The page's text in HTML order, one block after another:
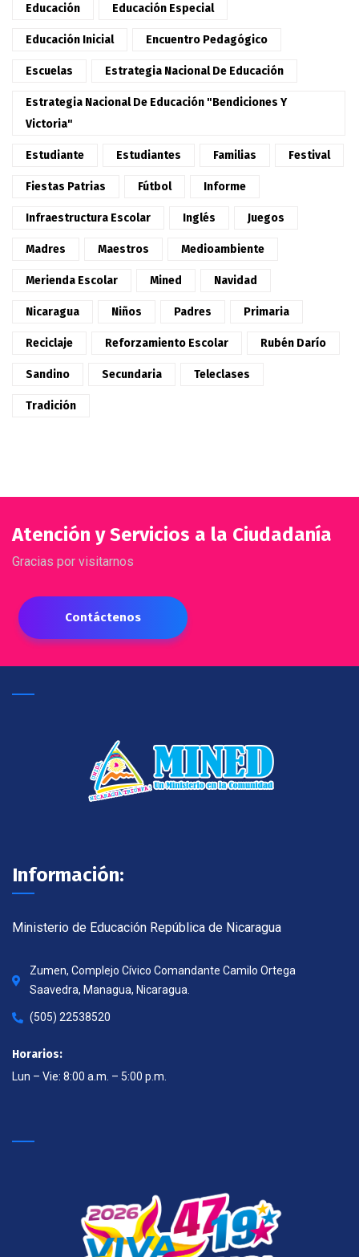
Educación Educación Especial
Educación Inicial Encuentro Pedagógico
Escuelas Estrategia Nacional De Educación
Estrategia Nacional De Educación "Bendiciones Y
Victoria"
Estudiante Estudiantes Familias Festival
Fiestas Patrias Fútbol Informe
Infraestructura Escolar Inglés Juegos
Madres Maestros Medioambiente
Merienda Escolar Mined Navidad
Nicaragua Niños Padres Primaria
Reciclaje Reforzamiento Escolar Rubén Darío
Sandino Secundaria Teleclases
Tradición
Atención y Servicios a la Ciudadanía
Gracias por visitarnos
Contáctenos
Información:
Ministerio de Educación República de Nicaragua
Zumen, Complejo Cívico Comandante Camilo Ortega
Saavedra, Managua, Nicaragua.
(505) 22538520
Horarios:
Lun – Vie: 8:00 a.m. – 5:00 p.m.